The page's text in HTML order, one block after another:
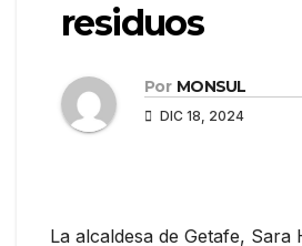
residuos
Por MONSUL
DIC 18, 2024
La alcaldesa de Getafe, Sara